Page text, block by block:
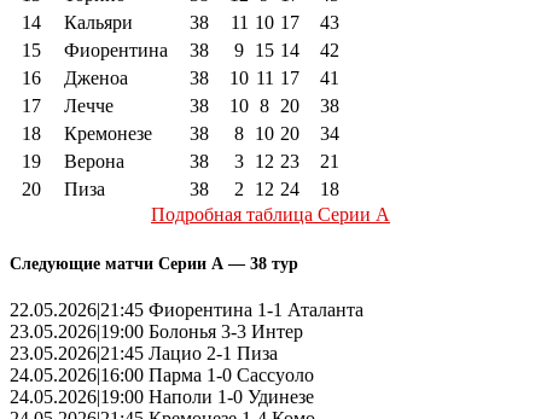
14
Кальяри 38 11 10 17
43
15
Фиорентина 38 9 15 14
42
16
Дженоа 38 10 11 17
41
17
Лечче 38 10 8 20
38
18
Кремонезе 38 8 10 20
34
19
Верона 38 3 12 23
21
20
Пиза 38 2 12 24
18
Подробная таблица Серии А
Следующие матчи Серии А — 38 тур
22.05.2026|21:45 Фиорентина 1-1 Аталанта
23.05.2026|19:00 Болонья 3-3 Интер
23.05.2026|21:45 Лацио 2-1 Пиза
24.05.2026|16:00 Парма 1-0 Сассуоло
24.05.2026|19:00 Наполи 1-0 Удинезе